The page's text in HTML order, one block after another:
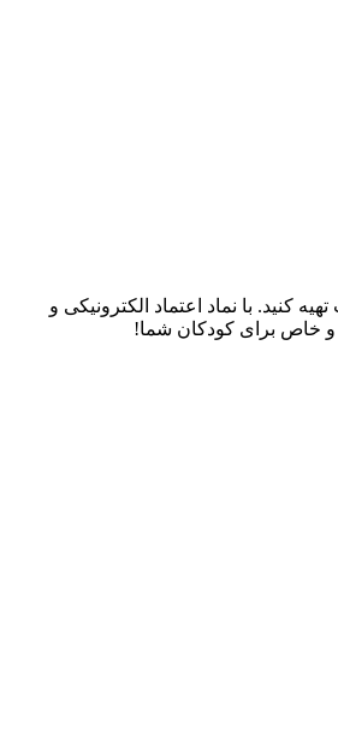
تهیه کنید. با نماد اعتماد الکترونیکی و
و خاص برای کودکان شما!